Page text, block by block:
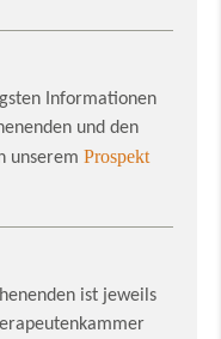
Informationen
und den
unserem Prospekt
ist jeweils